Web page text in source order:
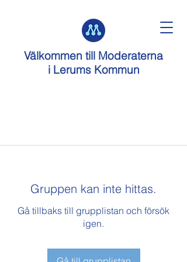
Välkommen till Moderaterna
i Lerums Kommun
Gruppen kan inte hittas.
Gå tillbaks till grupplistan och försök
igen.